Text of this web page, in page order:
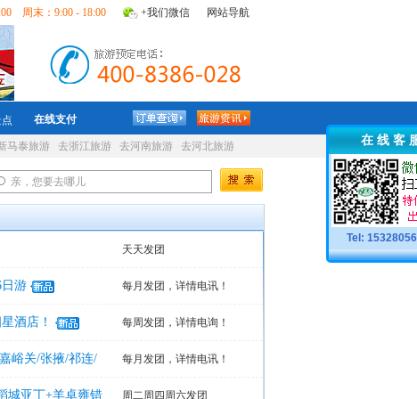
网站导航
周末：9:00 - 18:00 +我们微信
在线支付
马泰旅游 去浙江旅游 去河南旅游 去河北旅游
天天发团
游 每月发团，详情电讯！
酒店！ 每周发团，详情电询！
峪关/张掖/祁连/ 每月发团，详情电讯！
城亚丁+羊卓雍错 周二周四周六发团
在 线 客
Tel: